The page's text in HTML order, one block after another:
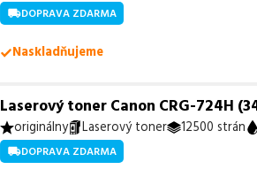
DOPRAVA ZDARMA
Naskladňujeme
Laserový toner Canon CRG-724H
originálny Laserový toner 12500 strán
DOPRAVA ZDARMA